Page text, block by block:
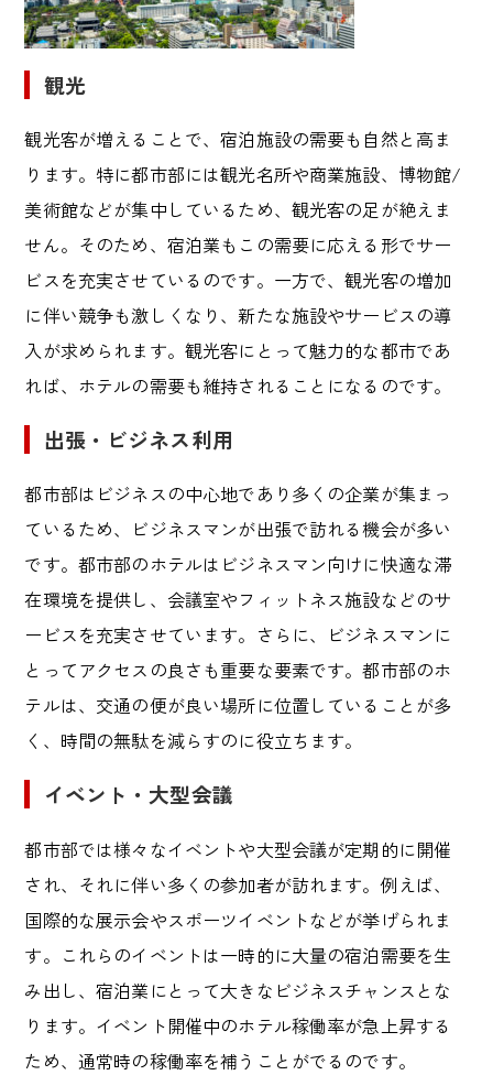
観光
観光客が増えることで、宿泊施設の需要も自然と高ま
ります。特に都市部には観光名所や商業施設、博物館/
美術館などが集中しているため、観光客の足が絶えま
せん。そのため、宿泊業もこの需要に応える形でサー
ビスを充実させているのです。一方で、観光客の増加
に伴い競争も激しくなり、新たな施設やサービスの導
入が求められます。観光客にとって魅力的な都市であ
れば、ホテルの需要も維持されることになるのです。
出張・ビジネス利用
都市部はビジネスの中心地であり多くの企業が集まっ
ているため、ビジネスマンが出張で訪れる機会が多い
です。都市部のホテルはビジネスマン向けに快適な滞
在環境を提供し、会議室やフィットネス施設などのサ
ービスを充実させています。さらに、ビジネスマンに
とってアクセスの良さも重要な要素です。都市部のホ
テルは、交通の便が良い場所に位置していることが多
く、時間の無駄を減らすのに役立ちます。
イベント・大型会議
都市部では様々なイベントや大型会議が定期的に開催
され、それに伴い多くの参加者が訪れます。例えば、
国際的な展示会やスポーツイベントなどが挙げられま
す。これらのイベントは一時的に大量の宿泊需要を生
み出し、宿泊業にとって大きなビジネスチャンスとな
ります。イベント開催中のホテル稼働率が急上昇する
ため、通常時の稼働率を補うことがでるのです。